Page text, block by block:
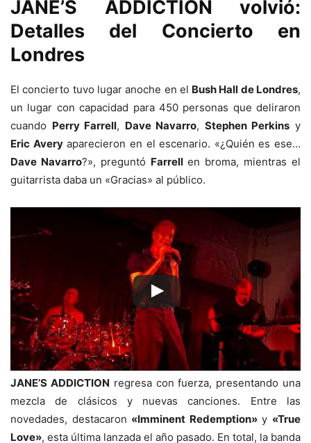
JANE’S ADDICTION volvió:
Detalles del Concierto en
Londres
El concierto tuvo lugar anoche en el Bush Hall de Londres,
un lugar con capacidad para 450 personas que deliraron
cuando Perry Farrell, Dave Navarro, Stephen Perkins y
Eric Averyaparecieron en el escenario. «¿Quién es ese…
Dave Navarro?», preguntó Farrellen broma, mientras el
guitarrista daba un «Gracias» al público.
JANE’S ADDICTION regresa con fuerza, presentando una
mezcla de clásicos y nuevas canciones. Entre las
novedades, destacaron «Imminent Redemption»y «True
Love», esta última lanzada el año pasado. En total, la banda